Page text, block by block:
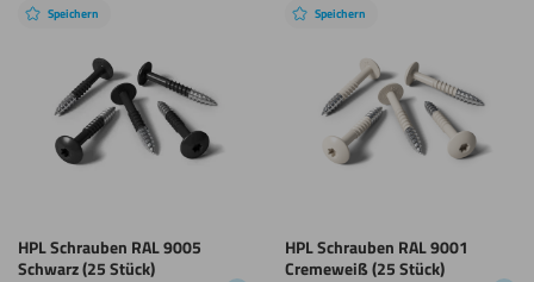
Speichern
HPL Schrauben RAL 9005
Schwarz (25 Stück)
Speichern
HPL Schrauben RAL 9001
Cremeweiß (25 Stück)